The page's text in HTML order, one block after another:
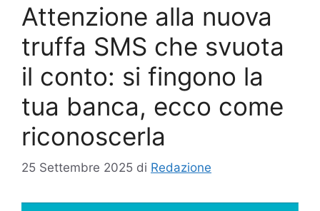
Attenzione alla nuova
truffa SMS che svuota
il conto: si fingono la
tua banca, ecco come
riconoscerla
25 Settembre 2025 di Redazione